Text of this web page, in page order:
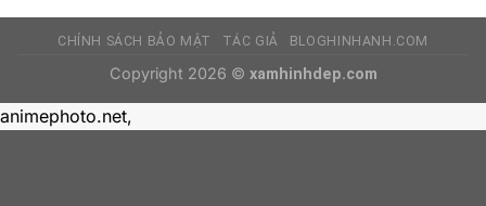
CHÍNH SÁCH BẢO MẬT TÁC GIẢ BLOGHINHANH.COM
Copyright 2026 © xamhinhdep.com
animephoto.net,